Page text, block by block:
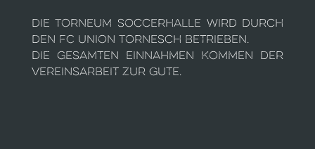
Die Torneum Soccerhalle wird durch
den FC Union Tornesch betrieben.
Die gesamten Einnahmen kommen der
Vereinsarbeit zur Gute.